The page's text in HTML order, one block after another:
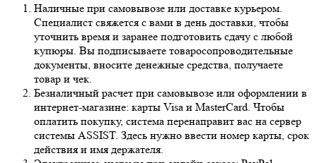
Наличные при самовывозе или доставке курьером.
Специалист свяжется с вами в день доставки, чтобы
уточнить время и заранее подготовить сдачу с любой
купюры. Вы подписываете товаросопроводительные
документы, вносите денежные средства, получаете
товар и чек.
Безналичный расчет при самовывозе или оформлении в
интернет-магазине: карты Visa и MasterCard. Чтобы
оплатить покупку, система перенаправит вас на сервер
системы ASSIST. Здесь нужно ввести номер карты, срок
действия и имя держателя.